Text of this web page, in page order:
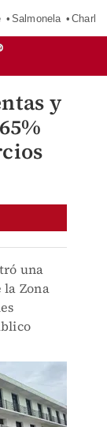
Salmonela
y
una
la Zona